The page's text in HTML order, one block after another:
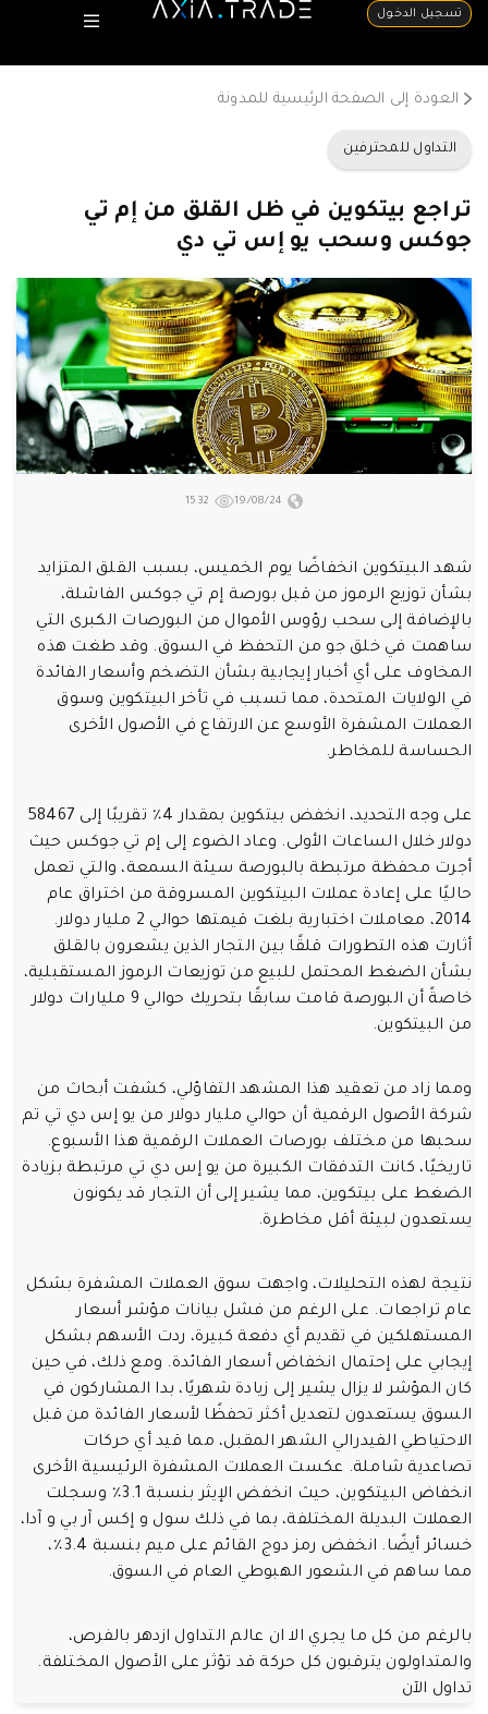
تسجيل الدخول
العودة إلى الصفحة الرئيسية للمدونة
التداول للمحترفين
تراجع بيتكوين في ظل القلق من إم تي
جوكس وسحب يو إس تي دي
19/08/24
1532
شهد البيتكوين انخفاضًا يوم الخميس، بسبب القلق المتزايد
بشأن توزيع الرموز من قبل بورصة إم تي جوكس الفاشلة،
بالإضافة إلى سحب رؤوس الأموال من البورصات الكبرى التي
ساهمت في خلق جو من التحفظ في السوق. وقد طغت هذه
المخاوف على أي أخبار إيجابية بشأن التضخم وأسعار الفائدة
في الولايات المتحدة، مما تسبب في تأخر البيتكوين وسوق
العملات المشفرة الأوسع عن الارتفاع في الأصول الأخرى
الحساسة للمخاطر.
على وجه التحديد، انخفض بيتكوين بمقدار 4٪ تقريبًا إلى 58467
دولار خلال الساعات الأولى. وعاد الضوء إلى إم تي جوكس حيث
أجرت محفظة مرتبطة بالبورصة سيئة السمعة، والتي تعمل
حاليًا على إعادة عملات البيتكوين المسروقة من اختراق عام
2014، معاملات اختبارية بلغت قيمتها حوالي 2 مليار دولار.
أثارت هذه التطورات قلقًا بين التجار الذين يشعرون بالقلق
بشأن الضغط المحتمل للبيع من توزيعات الرموز المستقبلية،
خاصةً أن البورصة قامت سابقًا بتحريك حوالي 9 مليارات دولار
من البيتكوين.
ومما زاد من تعقيد هذا المشهد التفاؤلي، كشفت أبحاث من
شركة الأصول الرقمية أن حوالي مليار دولار من يو إس دي تي تم
سحبها من مختلف بورصات العملات الرقمية هذا الأسبوع.
تاريخيًا، كانت التدفقات الكبيرة من يو إس دي تي مرتبطة بزيادة
الضغط على بيتكوين، مما يشير إلى أن التجار قد يكونون
يستعدون لبيئة أقل مخاطرة.
نتيجة لهذه التحليلات، واجهت سوق العملات المشفرة بشكل
عام تراجعات. على الرغم من فشل بيانات مؤشر أسعار
المستهلكين في تقديم أي دفعة كبيرة، ردت الأسهم بشكل
إيجابي على إحتمال انخفاض أسعار الفائدة. ومع ذلك، في حين
كان المؤشر لا يزال يشير إلى زيادة شهريًا، بدا المشاركون في
السوق يستعدون لتعديل أكثر تحفظًا لأسعار الفائدة من قبل
الاحتياطي الفيدرالي الشهر المقبل، مما قيد أي حركات
تصاعدية شاملة. عكست العملات المشفرة الرئيسية الأخرى
انخفاض البيتكوين، حيث انخفض الإيثر بنسبة 3.1٪ وسجلت
العملات البديلة المختلفة، بما في ذلك سول و إكس آر بي و آدا،
خسائر أيضًا. انخفض رمز دوج القائم على ميم بنسبة 3.4٪،
مما ساهم في الشعور الهبوطي العام في السوق.
بالرغم من كل ما يجري الا ان عالم التداول ازدهر بالفرص،
والمتداولون يترقبون كل حركة قد تؤثر على الأصول المختلفة.
تداول الآن